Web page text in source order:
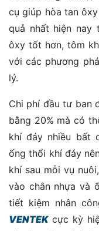
cụ giúp hòa tan
quả nhất hiện nay
ôxy tốt hơn, tôm
với các phương
lý.
Chi phí đầu tư ban
bằng 20% mà có
khí đáy nhiều bất
ống thổi khí đáy
khí sau mỗi vụ
vào chân nhựa và
tiết kiệm nhân
VENTEKcực kỳ